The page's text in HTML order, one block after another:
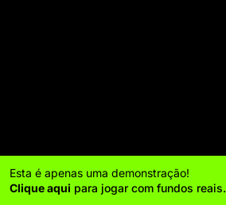
Esta é apenas uma demonstração!
Clique aqui para jogar com fundos reais.